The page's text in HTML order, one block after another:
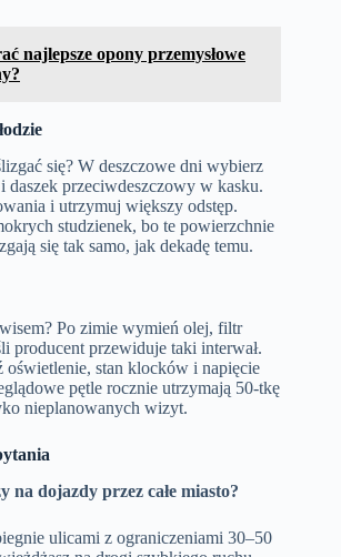
najlepsze opony przemysłowe
się? W deszczowe dni wybierz
daszek przeciwdeszczowy w kasku.
i utrzymuj większy odstęp.
studzienek, bo te powierzchnie
się tak samo, jak dekadę temu.
Po zimie wymień olej, filtr
producent przewiduje taki interwał.
oświetlenie, stan klocków i napięcie
pętle rocznie utrzymają 50‑tkę
nieplanowanych wizyt.
na dojazdy przez całe miasto?
ulicami z ograniczeniami 30–50